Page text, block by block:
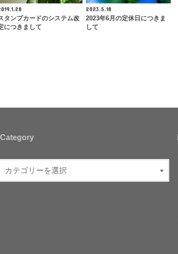
タンプカードのシステム改
につきまして
2023.5.18
2023年6月の定休日につきま
して
Category